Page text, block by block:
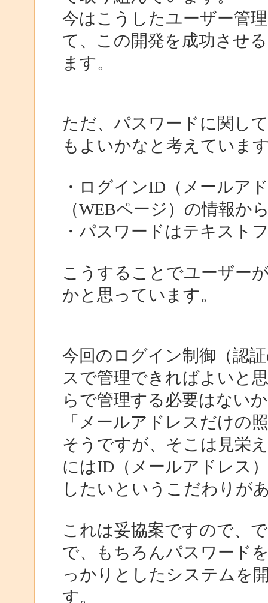
今はこうしたユーザー管
て、この開発を成功させ
ます。
ただ、パスワードに関し
もよいかなと考えていま
・ログインID（メールア
（WEBページ）の情報か
・パスワードはテキスト
こうすることでユーザー
かと思っています。
今回のログイン制御（認
スで管理できればよいと
らで管理する必要はない
「メールアドレスだけの
そうですが、そこは見栄
にはID（メールアドレス
したいというこだわりが
これは妥協案ですので、
で、もちろんパスワード
っかりとしたシステムを
す。